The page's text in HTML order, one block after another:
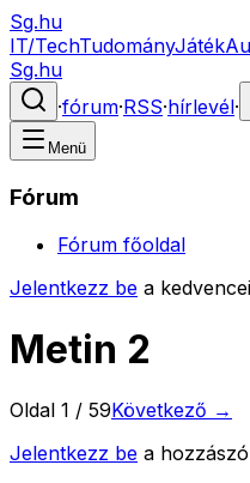
Sg.hu
IT/TechTudományJáték
Sg.hu
·fórum·RSS·hírlevél·
Menü
Fórum
Fórum főoldal
Jelentkezz be a
Metin 2
Oldal 1 / 59Következő →
Jelentkezz be a